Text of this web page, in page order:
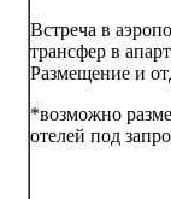
Встреча в
трансфер в
Размещение и
*возможно
отелей под